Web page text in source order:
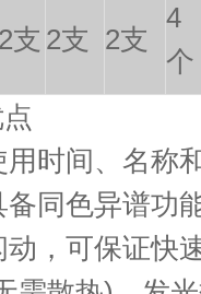
2支 2支 2支
4
个
时间、名称
同色异谱功
，可保证快